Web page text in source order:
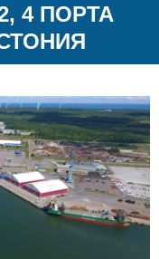
4 ПОРТА